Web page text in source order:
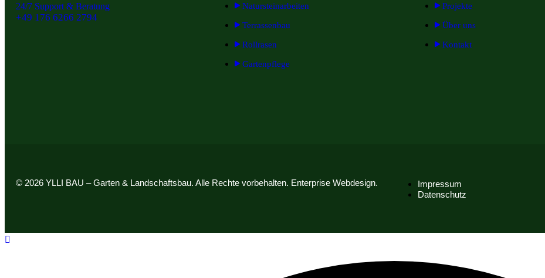
24/7 Support & Beratung
+49 176 6266 2794
Natursteinarbeiten
Terrassenbau
Rollrasen
Gartenpflege
Projekte
Über uns
Kontakt
© 2026 YLLI BAU – Garten & Landschaftsbau. Alle Rechte vorbehalten. Enterprise Webdesign.
Impressum
Datenschutz